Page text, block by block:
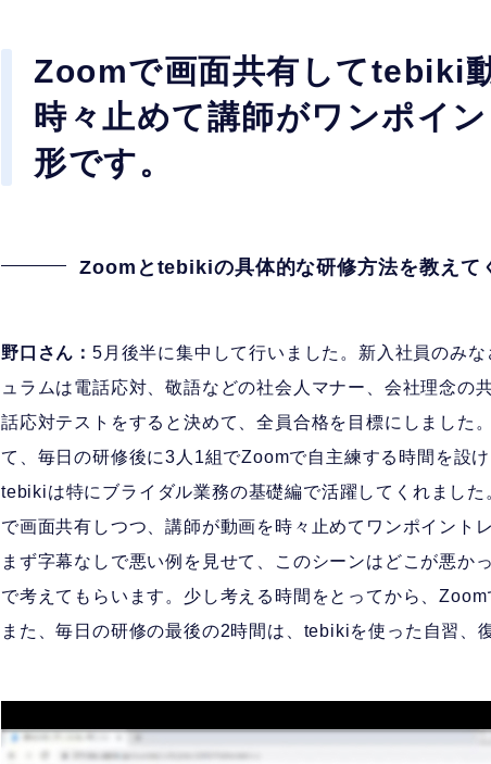
Zoomで画面共有してtebiki
時々止めて講師がワンポイ
形です。
Zoomとtebikiの具体的な研修方法を教えて
野口さん： 5月後半に集中して行いました。新入社員のみ
ュラムは電話応対、敬語などの社会人マナー、会社理念の
話応対テストをすると決めて、全員合格を目標にしました
て、毎日の研修後に3人1組でZoomで自主練する時間を設
tebikiは特にブライダル業務の基礎編で活躍してくれまし
で画面共有しつつ、講師が動画を時々止めてワンポイント
まず字幕なしで悪い例を見せて、このシーンはどこが悪か
で考えてもらいます。少し考える時間をとってから、
また、毎日の研修の最後の2時間は、tebikiを使った自習、